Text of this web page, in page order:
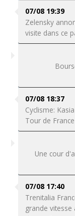
07/08 19:39
Zelensky
visite dans ce
07/08 18:37
Cyclisme:
Tour de
Une cour
07/08 17:40
Trenitalia
grande